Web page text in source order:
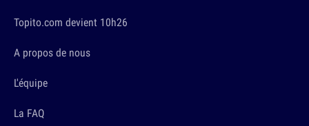
Topito.com devient 10h26
A propos de nous
L'équipe
La FAQ